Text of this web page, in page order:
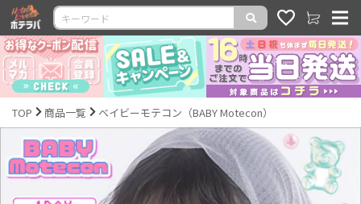
TOP 商品一覧 ベイビーモテコン（BABY Motecon）